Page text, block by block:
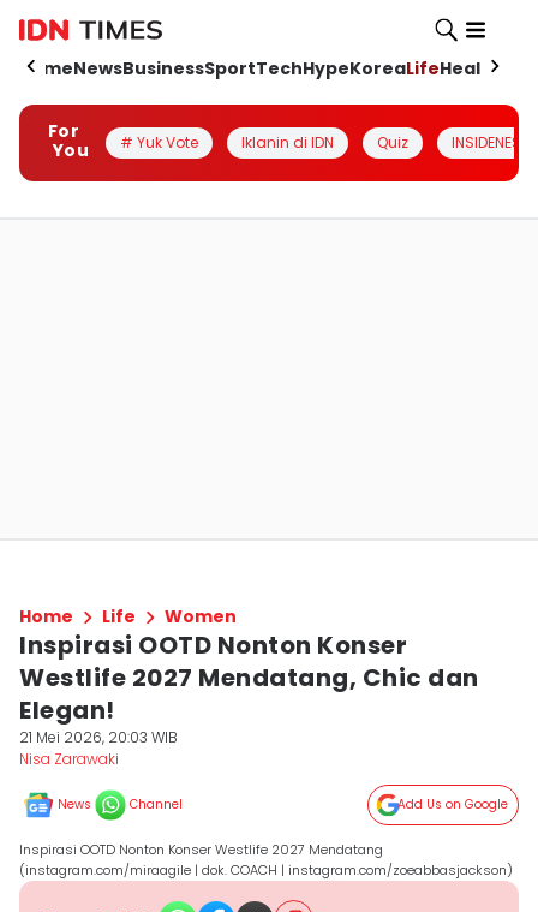
HomeNewsBusinessSportTechHypeKoreaLifeHealth
For
You
# Yuk Vote Iklanin di IDN Quiz INSIDENESIA
Home Life Women
Inspirasi OOTD Nonton Konser
Westlife 2027 Mendatang, Chic dan
Elegan!
21 Mei 2026, 20:03 WIB
Nisa Zarawaki
News Channel Add Us on Google
Inspirasi OOTD Nonton Konser Westlife 2027 Mendatang
(instagram.com/miraagile | dok. COACH | instagram.com/zoeabbasjackson)